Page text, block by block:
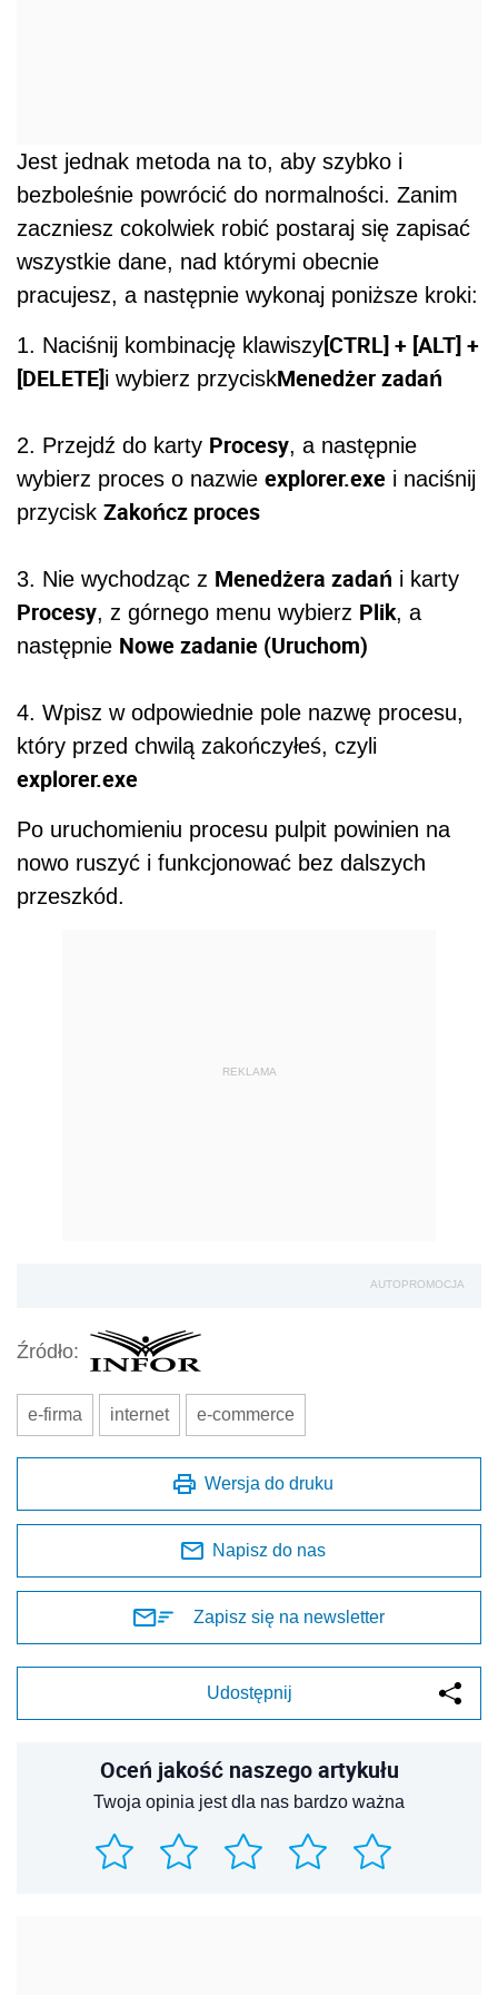
Jest jednak metoda na to, aby szybko i
bezboleśnie powrócić do normalności. Zanim
zaczniesz cokolwiek robić postaraj się zapisać
wszystkie dane, nad którymi obecnie
pracujesz, a następnie wykonaj poniższe kroki:
1. Naciśnij kombinację klawiszy[CTRL] + [ALT] +
[DELETE]i wybierz przyciskMenedżer zadań
2. Przejdź do karty Procesy, a następnie
wybierz proces o nazwie explorer.exe i naciśnij
przycisk Zakończ proces
3. Nie wychodząc z Menedżera zadań i karty
Procesy, z górnego menu wybierz Plik, a
następnie Nowe zadanie (Uruchom)
4. Wpisz w odpowiednie pole nazwę procesu,
który przed chwilą zakończyłeś, czyli
explorer.exe
Po uruchomieniu procesu pulpit powinien na
nowo ruszyć i funkcjonować bez dalszych
przeszkód.
REKLAMA
AUTOPROMOCJA
Źródło:
e-firma internet e-commerce
Wersja do druku
Napisz do nas
Zapisz się na newsletter
Udostępnij
Oceń jakość naszego artykułu
Twoja opinia jest dla nas bardzo ważna